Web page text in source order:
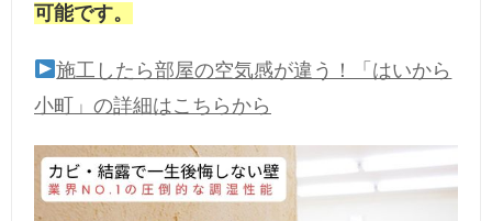
可能です。
施工したら部屋の空気感が違う！「はいから
小町」の詳細はこちらから